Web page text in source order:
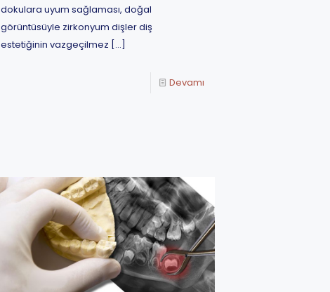
dokulara uyum sağlaması, doğal
görüntüsüyle zirkonyum dişler diş
estetiğinin vazgeçilmez […]
Devamı